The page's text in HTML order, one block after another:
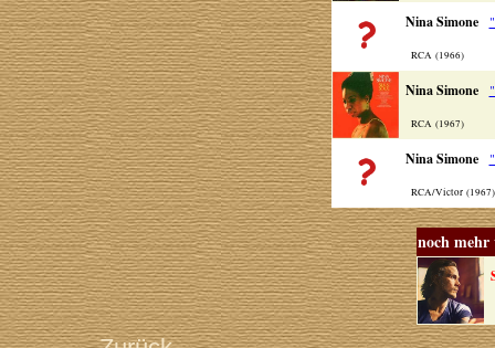
Nina Simone
RCA (1966)
Nina Simone
RCA (1967)
Nina Simone
RCA/Victor
noch